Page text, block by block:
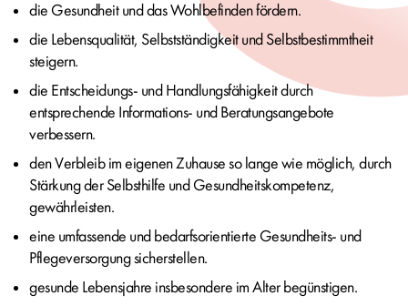
die Gesundheit und das Wohlbefinden fördern.
die Lebensqualität, Selbstständigkeit und Selbstbestimmtheit
steigern.
die Entscheidungs- und Handlungsfähigkeit durch
entsprechende Informations- und Beratungsangebote
verbessern.
den Verbleib im eigenen Zuhause so lange wie möglich, durch
Stärkung der Selbsthilfe und Gesundheitskompetenz,
gewährleisten.
eine umfassende und bedarfsorientierte Gesundheits- und
Pflegeversorgung sicherstellen.
gesunde Lebensjahre insbesondere im Alter begünstigen.